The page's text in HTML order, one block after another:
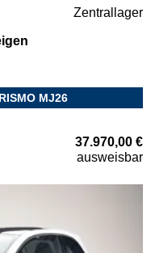
Zentrallager
MJ26
37.970,00 €
ausweisbar